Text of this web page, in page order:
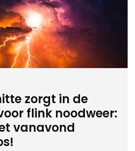
zorgt in de
flink noodweer:
vanavond